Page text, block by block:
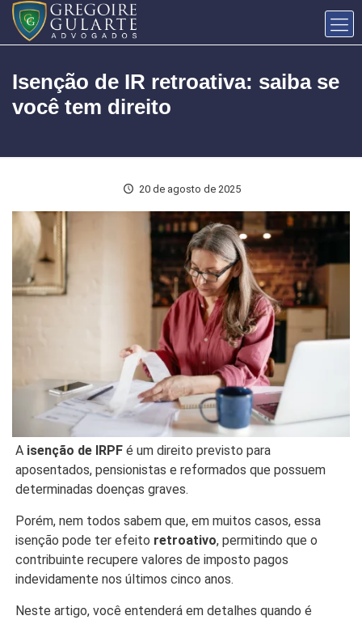
Isenção de IR retroativa: saiba se
você tem direito
20 de agosto de 2025
A isenção de IRPF é um direito previsto para
aposentados, pensionistas e reformados que possuem
determinadas doenças graves.
Porém, nem todos sabem que, em muitos casos, essa
isenção pode ter efeito retroativo, permitindo que o
contribuinte recupere valores de imposto pagos
indevidamente nos últimos cinco anos.
Neste artigo, você entenderá em detalhes quando é